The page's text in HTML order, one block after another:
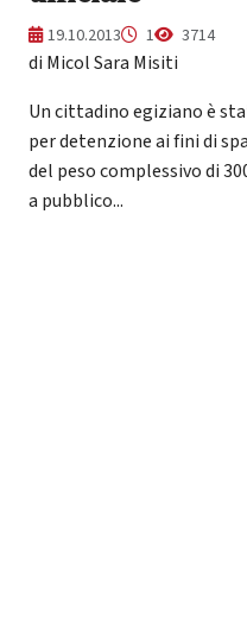
19.10.2013 1 3714
di Micol Sara Misiti
Un cittadino egiziano è
per detenzione ai fini di
del peso complessivo di
a pubblico...